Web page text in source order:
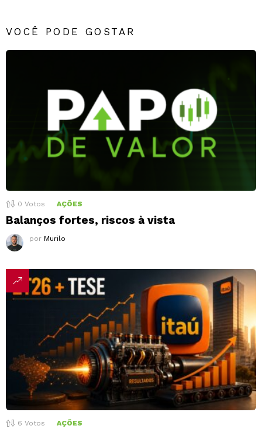
VOCÊ PODE GOSTAR
0 Votos AÇÕES
Balanços fortes, riscos à vista
por Murilo
6 Votos AÇÕES